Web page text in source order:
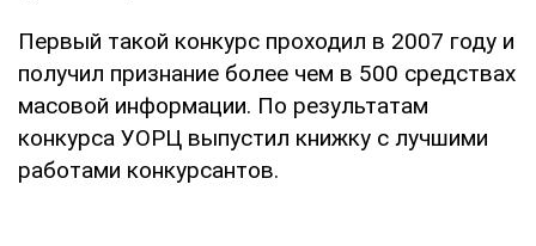
Первый такой конкурс проходил в 2007 году и
получил признание более чем в 500 средствах
масовой информации. По результатам
конкурса УОРЦ выпустил книжку с лучшими
работами конкурсантов.